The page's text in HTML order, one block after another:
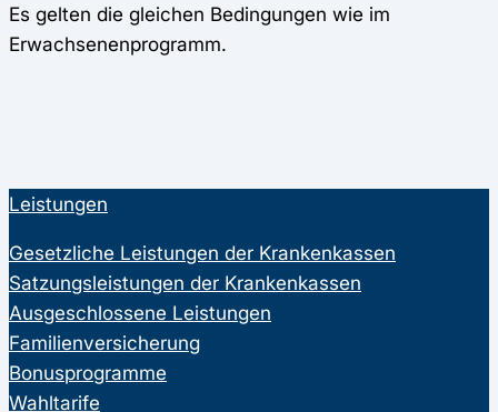
Es gelten die gleichen Bedingungen wie im
Erwachsenenprogramm.
Leistungen
Gesetzliche Leistungen der Krankenkassen
Satzungsleistungen der Krankenkassen
Ausgeschlossene Leistungen
Familienversicherung
Bonusprogramme
Wahltarife